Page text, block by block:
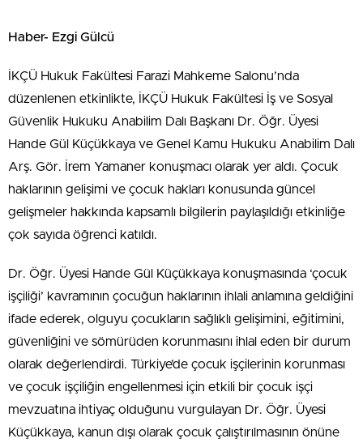
Haber- Ezgi Gülcü
İKÇÜ Hukuk Fakültesi Farazi Mahkeme Salonu’nda
düzenlenen etkinlikte, İKÇÜ Hukuk Fakültesi İş ve Sosyal
Güvenlik Hukuku Anabilim Dalı Başkanı Dr. Öğr. Üyesi
Hande Gül Küçükkaya ve Genel Kamu Hukuku Anabilim Dalı
Arş. Gör. İrem Yamaner konuşmacı olarak yer aldı. Çocuk
haklarının gelişimi ve çocuk hakları konusunda güncel
gelişmeler hakkında kapsamlı bilgilerin paylaşıldığı etkinliğe
çok sayıda öğrenci katıldı.
Dr. Öğr. Üyesi Hande Gül Küçükkaya konuşmasında ‘çocuk
işçiliği’ kavramının çocuğun haklarının ihlali anlamına geldiğini
ifade ederek, olguyu çocukların sağlıklı gelişimini, eğitimini,
güvenliğini ve sömürüden korunmasını ihlal eden bir durum
olarak değerlendirdi. Türkiye’de çocuk işçilerinin korunması
ve çocuk işçiliğin engellenmesi için etkili bir çocuk işçi
mevzuatına ihtiyaç olduğunu vurgulayan Dr. Öğr. Üyesi
Küçükkaya, kanun dışı olarak çocuk çalıştırılmasının önüne